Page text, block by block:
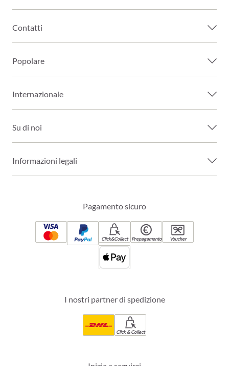
Contatti
Popolare
Internazionale
Su di noi
Informazioni legali
Pagamento sicuro
Click&Collect Prepagamento Voucher
I nostri partner di spedizione
Click & Collect